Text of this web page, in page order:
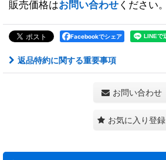
販売価格はお問い合わせください。
Facebookでシェア
返品特約に関する重要事項
お問い合わせ
お気に入り登録